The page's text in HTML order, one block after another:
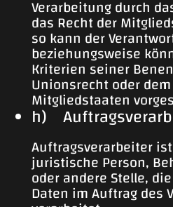
Verarbeitung durch
das Recht der
so kann der
beziehungsweise
Kriterien seiner
Unionsrecht oder
Mitgliedstaaten
h)
Auftragsverarbeiter
juristische Person,
oder andere Stelle,
Daten im Auftrag des